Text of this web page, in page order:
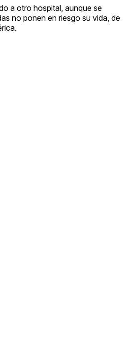
a otro hospital, aunque se
no ponen en riesgo su vida, de